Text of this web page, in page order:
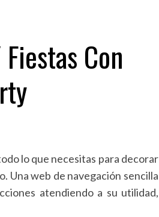
Con
lo que necesitas para decorar
Una web de navegación sencilla
atendiendo a su utilidad,